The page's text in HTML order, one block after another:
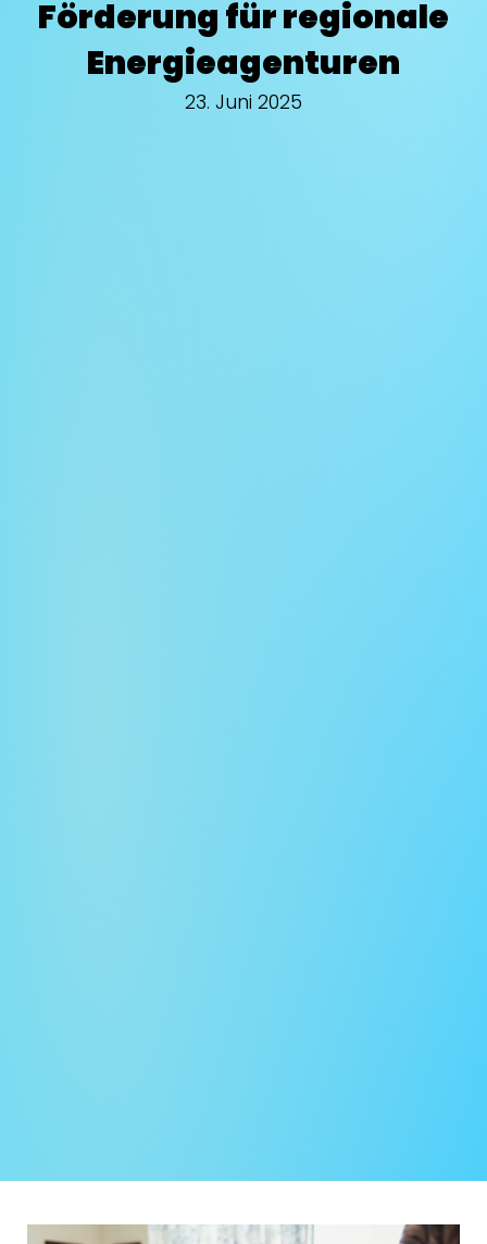
Förderung für regionale
Energieagenturen
23. Juni 2025